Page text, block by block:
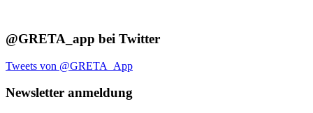
@GRETA_app bei Twitter
Tweets von @GRETA_App
Newsletter anmeldung